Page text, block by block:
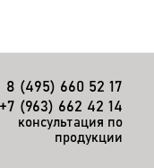
8 (495) 660 52 17
+7 (963) 662 42 14
консультация по
продукции